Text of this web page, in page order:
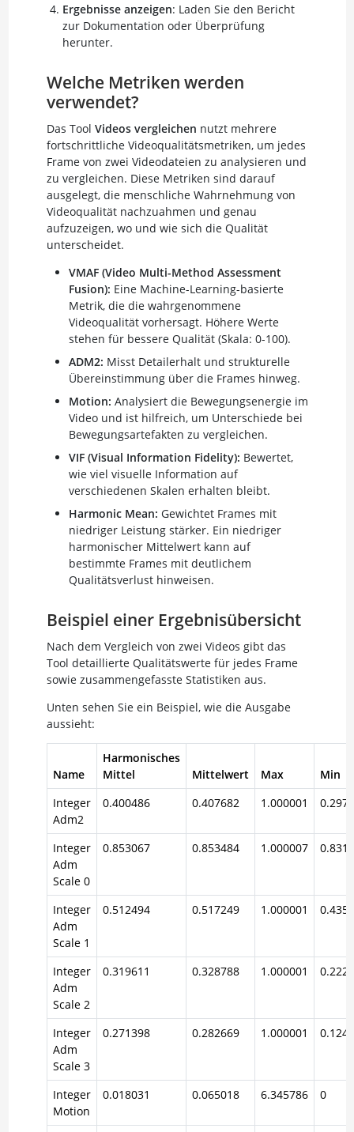
Ergebnisse anzeigen: Laden Sie den Bericht
zur Dokumentation oder Überprüfung
herunter.
Welche Metriken werden
verwendet?
Das Tool Videos vergleichen nutzt mehrere
fortschrittliche Videoqualitätsmetriken, um jedes
Frame von zwei Videodateien zu analysieren und
zu vergleichen. Diese Metriken sind darauf
ausgelegt, die menschliche Wahrnehmung von
Videoqualität nachzuahmen und genau
aufzuzeigen, wo und wie sich die Qualität
unterscheidet.
VMAF (Video Multi-Method Assessment
Fusion): Eine Machine-Learning-basierte
Metrik, die die wahrgenommene
Videoqualität vorhersagt. Höhere Werte
stehen für bessere Qualität (Skala: 0-100).
ADM2: Misst Detailerhalt und strukturelle
Übereinstimmung über die Frames hinweg.
Motion: Analysiert die Bewegungsenergie im
Video und ist hilfreich, um Unterschiede bei
Bewegungsartefakten zu vergleichen.
VIF (Visual Information Fidelity): Bewertet,
wie viel visuelle Information auf
verschiedenen Skalen erhalten bleibt.
Harmonic Mean: Gewichtet Frames mit
niedriger Leistung stärker. Ein niedriger
harmonischer Mittelwert kann auf
bestimmte Frames mit deutlichem
Qualitätsverlust hinweisen.
Beispiel einer Ergebnisübersicht
Nach dem Vergleich von zwei Videos gibt das
Tool detaillierte Qualitätswerte für jedes Frame
sowie zusammengefasste Statistiken aus.
Unten sehen Sie ein Beispiel, wie die Ausgabe
aussieht:
Name
Harmonisches
Mittel
Mittelwert Max
Min
Integer
Adm2
0.400486 0.407682 1.000001
Integer
Adm
Scale 0
0.853067 0.853484 1.000007
Integer
Adm
Scale 1
0.512494 0.517249 1.000001
Integer
Adm
Scale 2
0.319611 0.328788 1.000001
Integer
Adm
Scale 3
0.271398 0.282669 1.000001
Integer
Motion
0.018031 0.065018 6.345786 0